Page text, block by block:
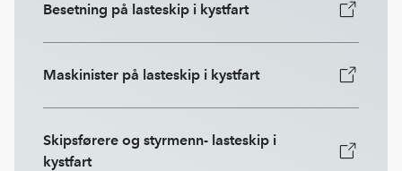
Besetning på lasteskip i kystfart
Maskinister på lasteskip i kystfart
Skipsførere og styrmenn- lasteskip i
kystfart